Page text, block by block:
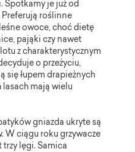
Spotkamy je już od
Preferują roślinne
owoce, choć dietę
pająki czy nawet
z charakterystycznym
o przeżyciu,
się łupem drapieżnych
lasach mają wielu
gniazda ukryte są
W ciągu roku grzywacze
lęgi. Samica